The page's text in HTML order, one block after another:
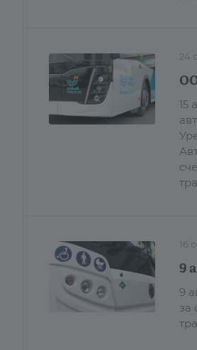
24
15
16
9
9
за